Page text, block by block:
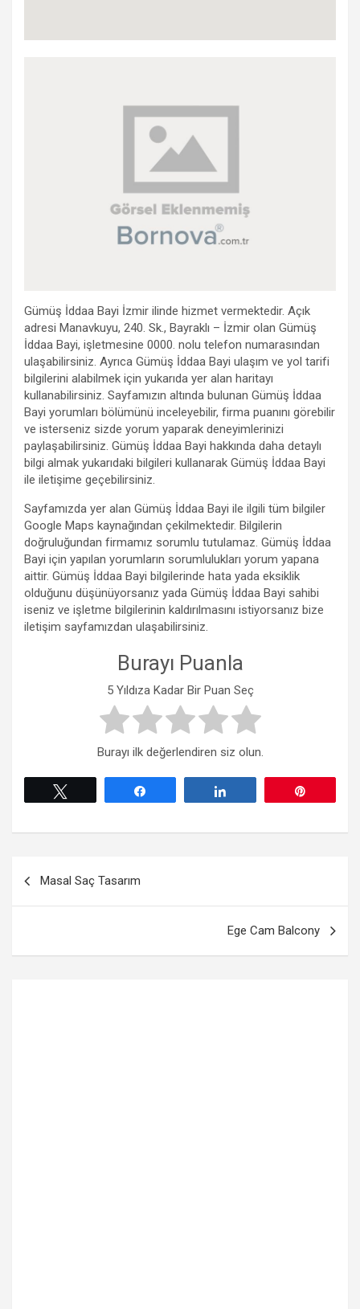
Gümüş İddaa Bayi İzmir ilinde hizmet vermektedir. Açık
adresi Manavkuyu, 240. Sk., Bayraklı – İzmir olan Gümüş
İddaa Bayi, işletmesine 0000. nolu telefon numarasından
ulaşabilirsiniz. Ayrıca Gümüş İddaa Bayi ulaşım ve yol tarifi
bilgilerini alabilmek için yukarıda yer alan haritayı
kullanabilirsiniz. Sayfamızın altında bulunan Gümüş İddaa
Bayi yorumları bölümünü inceleyebilir, firma puanını görebilir
ve isterseniz sizde yorum yaparak deneyimlerinizi
paylaşabilirsiniz. Gümüş İddaa Bayi hakkında daha detaylı
bilgi almak yukarıdaki bilgileri kullanarak Gümüş İddaa Bayi
ile iletişime geçebilirsiniz.
Sayfamızda yer alan Gümüş İddaa Bayi ile ilgili tüm bilgiler
Google Maps kaynağından çekilmektedir. Bilgilerin
doğruluğundan firmamız sorumlu tutulamaz. Gümüş İddaa
Bayi için yapılan yorumların sorumlulukları yorum yapana
aittir. Gümüş İddaa Bayi bilgilerinde hata yada eksiklik
olduğunu düşünüyorsanız yada Gümüş İddaa Bayi sahibi
iseniz ve işletme bilgilerinin kaldırılmasını istiyorsanız bize
iletişim sayfamızdan ulaşabilirsiniz.
Burayı Puanla
5 Yıldıza Kadar Bir Puan Seç
Burayı ilk değerlendiren siz olun.
gezinmesi
Masal Saç Tasarım
Ege Cam Balcony